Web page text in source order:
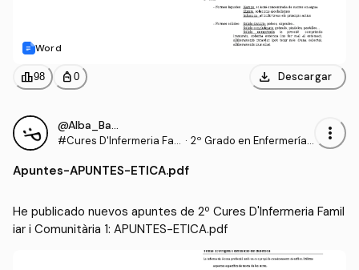
Word
leaderboard98 personal_bag 0 download Descargar
@Alba_Barcons_Berga
#Cures D'Infermeria Fa
· 2º Grado en Enfermería
more_vert
Apuntes-APUNTES-ETICA.pdf
He publicado nuevos apuntes de 2º Cures D'Infermeria Famil
iar i Comunitària 1: APUNTES-ETICA.pdf